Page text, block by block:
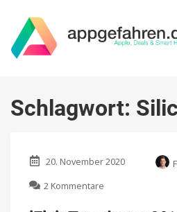
Schlagwort:
20. November 2020
2 Kommentare